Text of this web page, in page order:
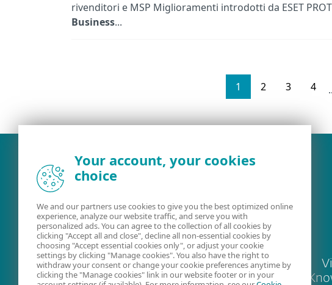
rivenditori e MSP Miglioramenti introdotti da ESET
Business...
1 2 3 4
Guide utente
Forum utenti
ESET
Your account, your cookies
choice
We and our partners use cookies to give you the best optimized online
experience, analyze our website traffic, and serve you with
personalized ads. You can agree to the collection of all cookies by
clicking "Accept all and close", decline all non-essential cookies by
choosing "Accept essential cookies only", or adjust your cookie
settings by clicking "Manage cookies". You also have the right to
withdraw your consent or change your cookie preferences anytime by
clicking the "Manage cookies" link in our website footer or in your